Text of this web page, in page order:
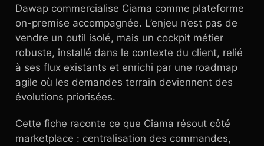
Dawap commercialise Ciama comme plateforme
on-premise accompagnée. L’enjeu n’est pas de
vendre un outil isolé, mais un cockpit métier
robuste, installé dans le contexte du client, relié
à ses flux existants et enrichi par une roadmap
agile où les demandes terrain deviennent des
évolutions priorisées.
Cette fiche raconte ce que Ciama résout côté
marketplace : centralisation des commandes,